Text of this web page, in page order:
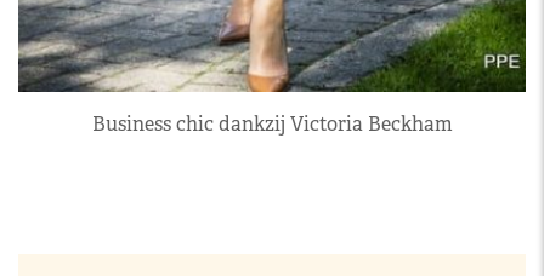
Business chic dankzij Victoria Beckham